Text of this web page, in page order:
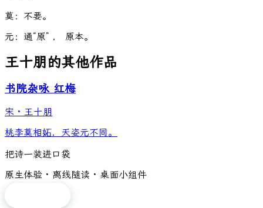
莫：不要。
元：通“原” ， 原本。
王十朋的其他作品
书院杂咏 红梅
宋 · 王十朋
桃李莫相妬，天姿元不同。
把诗一装进口袋
原生体验 · 离线随读 · 桌面小组件